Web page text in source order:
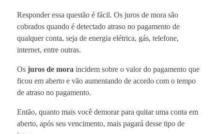
Responder essa questão é fácil. Os juros de mora são
cobrados quando é detectado atraso no pagamento de
qualquer conta, seja de energia elétrica, gás, telefone,
internet, entre outras.
Os juros de mora incidem sobre o valor do pagamento que
ficou em aberto e vão aumentando de acordo com o tempo
de atraso no pagamento.
Então, quanto mais você demorar para quitar uma conta em
aberto, após seu vencimento, mais pagará desse tipo de